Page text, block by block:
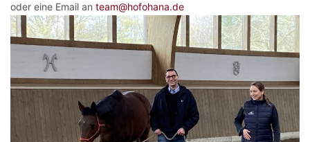
oder eine Email an team@hofohana.de